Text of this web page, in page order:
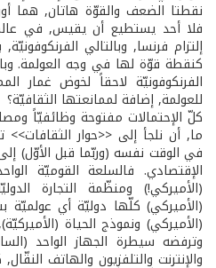
نقطتا الضعف والقوّة هاتان, هما
فلا أحد يستطيع أن يقيس, في
إلتزام فرنسا, وبالتالي
كنقطة قوّة لها في وجه العولمة.
الفرنكوفونيّة لاحقاً لخوض غمار
للعولمة, إضافة لممانعتها الثقافيّة؟
كلّ الإحتمالات مفتوحة وظائفيّاً
ما, أن نلجأ إلى <<حوار الثقافات>>
في الوقت نفسه (وربّما قبل الأوّل)
الإقتصادي. فالسلعة القوميّة
(الأميركي!) ومنظّمة التجارة
(الأميركي) كلّها دوليّة أي عولميّة
(الأميركي) ونموذج الحياة
وترفضه سيطرة الجهاز الواحد
والإنترنت والتلفزيون والهاتف